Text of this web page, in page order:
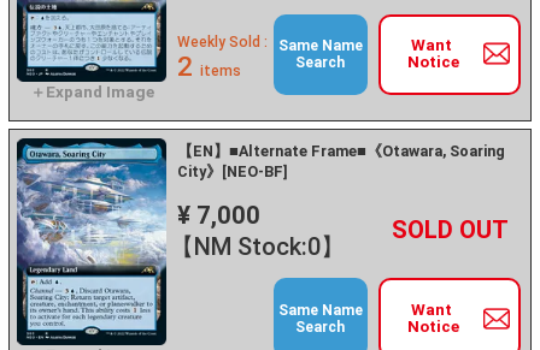
Want
Notice
Weekly Sold :
2 items
Same Name
Search
【EN】■Alternate Frame■《Otawara, Soaring
City》[NEO-BF]
¥ 7,000
【NM Stock:0】
－ +
Want
Notice
Same Name
Search